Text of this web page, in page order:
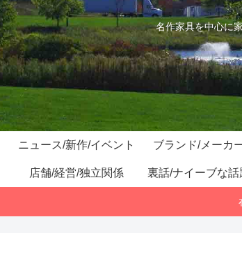
名作家具を中心に
ニュース/新作/イベント ブランド/メーカ
店舗/経営/独立関係 裏話/ナイーブな話